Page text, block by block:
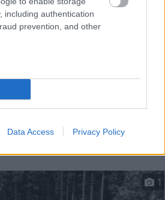
including authentication
prevention, and other
Data Access Privacy Policy
1